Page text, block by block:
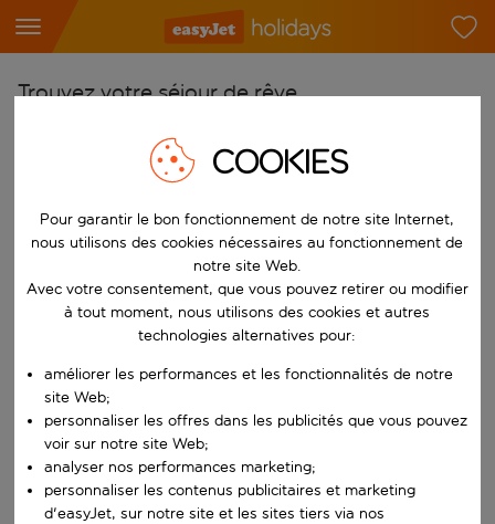
Trouvez votre séjour de rêve
Commencez à taper pour la saisie automatique. Lorsque les
Choisissez votre aéroport
Commencez à taper pour la saisie automatique. Lorsque les
Choisissez votre destination
Vers
Choisissez vos dates
Quand
Qui
Rechercher
COOKIES
Pour garantir le bon fonctionnement de notre site Internet,
nous utilisons des cookies nécessaires au fonctionnement de
notre site Web.
Avec votre consentement, que vous pouvez retirer ou modifier
à tout moment, nous utilisons des cookies et autres
technologies alternatives pour:
améliorer les performances et les fonctionnalités de notre
site Web;
personnaliser les offres dans les publicités que vous pouvez
voir sur notre site Web;
analyser nos performances marketing;
personnaliser les contenus publicitaires et marketing
d'easyJet, sur notre site et les sites tiers via nos